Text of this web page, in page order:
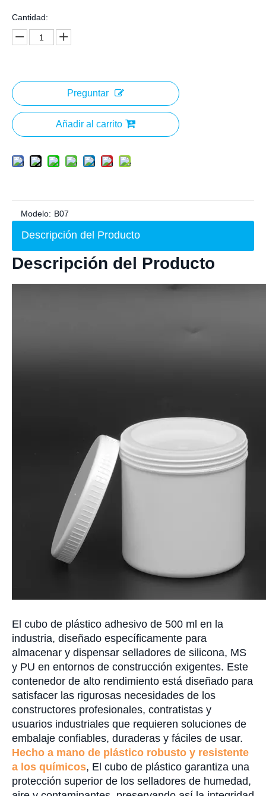
Cantidad:
Preguntar
Añadir al carrito
Modelo: B07
Descripción del Producto
Descripción del Producto
El cubo de plástico adhesivo de 500 ml en la
industria, diseñado específicamente para
almacenar y dispensar selladores de silicona, MS
y PU en entornos de construcción exigentes. Este
contenedor de alto rendimiento está diseñado para
satisfacer las rigurosas necesidades de los
constructores profesionales, contratistas y
usuarios industriales que requieren soluciones de
embalaje confiables, duraderas y fáciles de usar.
Hecho a mano de plástico robusto y resistente
a los químicos, El cubo de plástico garantiza una
protección superior de los selladores de humedad,